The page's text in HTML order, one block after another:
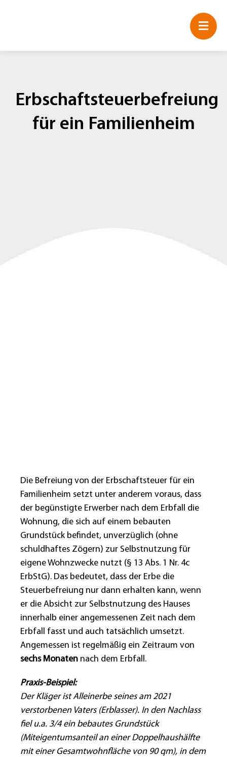
Erbschaftsteuerbefreiung
für ein Familienheim
Die Befreiung von der Erbschaftsteuer für ein
Familienheim setzt unter anderem voraus, dass
der begünstigte Erwerber nach dem Erbfall die
Wohnung, die sich auf einem bebauten
Grundstück befindet, unverzüglich (ohne
schuldhaftes Zögern) zur Selbstnutzung für
eigene Wohnzwecke nutzt (§ 13 Abs. 1 Nr. 4c
ErbStG). Das bedeutet, dass der Erbe die
Steuerbefreiung nur dann erhalten kann, wenn
er die Absicht zur Selbstnutzung des Hauses
innerhalb einer angemessenen Zeit nach dem
Erbfall fasst und auch tatsächlich umsetzt.
Angemessen ist regelmäßig ein Zeitraum von
sechs Monaten nach dem Erbfall.
Praxis-Beispiel:
Der Kläger ist Alleinerbe seines am 2021
verstorbenen Vaters (Erblasser). In den Nachlass
fiel u.a. 3/4 ein bebautes Grundstück
(Miteigentumsanteil an einer Doppelhaushälfte
mit einer Gesamtwohnfläche von 90 qm), in dem